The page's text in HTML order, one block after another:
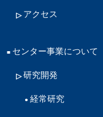
アクセス
センター事業について
研究開発
経常研究